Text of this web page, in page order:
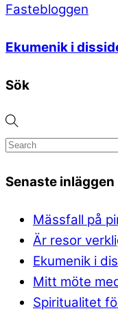
Fastebloggen
Ekumenik i
Sök
Senaste inläggen
Mässfall på
Är resor
Ekumenik i
Mitt möte
Spiritualitet